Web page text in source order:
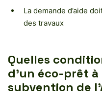
La demande d’aide
des travaux
Quelles
d’un éco-prêt
subvention de